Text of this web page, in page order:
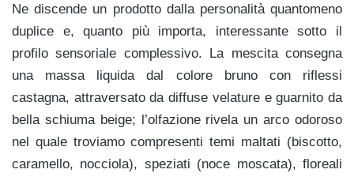
Ne discende un prodotto dalla personalità quantomeno
duplice e, quanto più importa, interessante sotto il
profilo sensoriale complessivo. La mescita consegna
una massa liquida dal colore bruno con riflessi
castagna, attraversato da diffuse velature e guarnito da
bella schiuma beige; l’olfazione rivela un arco odoroso
nel quale troviamo compresenti temi maltati (biscotto,
caramello, nocciola), speziati (noce moscata), floreali